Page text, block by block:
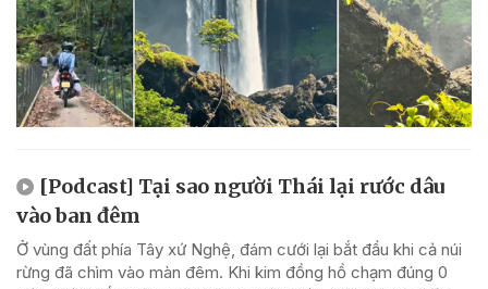
[Podcast] Tại sao người Thái lại rước dâu
vào ban đêm
Ở vùng đất phía Tây xứ Nghệ, đám cưới lại bắt đầu khi cả núi
rừng đã chìm vào màn đêm. Khi kim đồng hồ chạm đúng 0